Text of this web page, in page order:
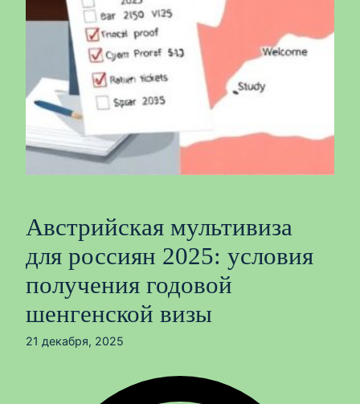
Австрийская мультивиза
для россиян 2025: условия
получения годовой
шенгенской визы
21 декабря, 2025